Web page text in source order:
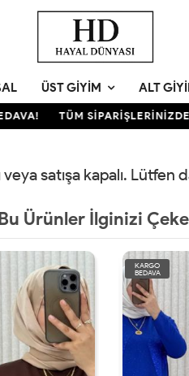
ÜST GIYIM ALT
TÜM SİPARİŞLERİNİZDE
satışa kapalı.
Ürünler İlginizi
KARGO
BEDAVA